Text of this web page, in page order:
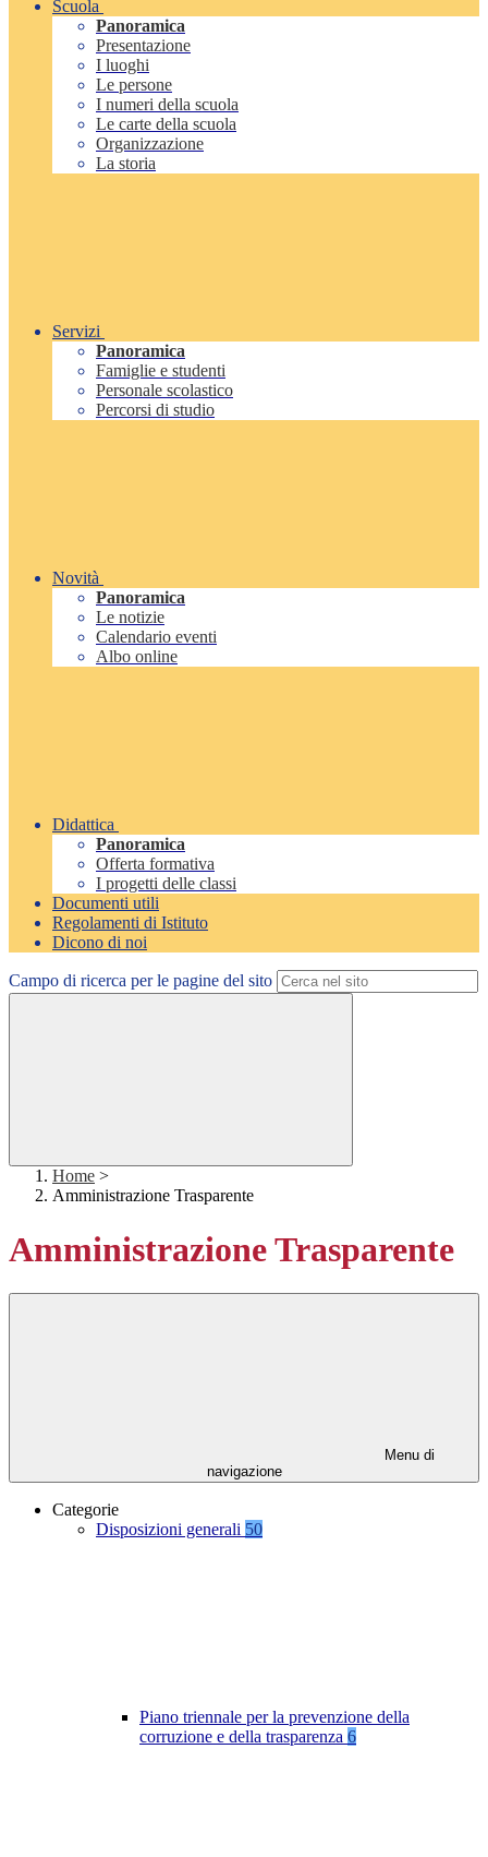
Scuola
Panoramica
Presentazione
I luoghi
Le persone
I numeri della scuola
Le carte della scuola
Organizzazione
La storia
Servizi
Panoramica
Famiglie e studenti
Personale scolastico
Percorsi di studio
Novità
Panoramica
Le notizie
Calendario eventi
Albo online
Didattica
Panoramica
Offerta formativa
I progetti delle classi
Documenti utili
Regolamenti di Istituto
Dicono di noi
Campo di ricerca per le pagine del sito
Home >
Amministrazione Trasparente
Amministrazione Trasparente
Menu di
navigazione
Categorie
Disposizioni generali 50
Piano triennale per la prevenzione della
corruzione e della trasparenza 6